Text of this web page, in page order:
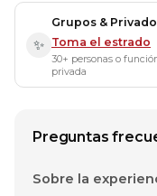
✨
Grupos & Privado
Toma el estrado
30+ personas o
privada
Preguntas
Sobre la